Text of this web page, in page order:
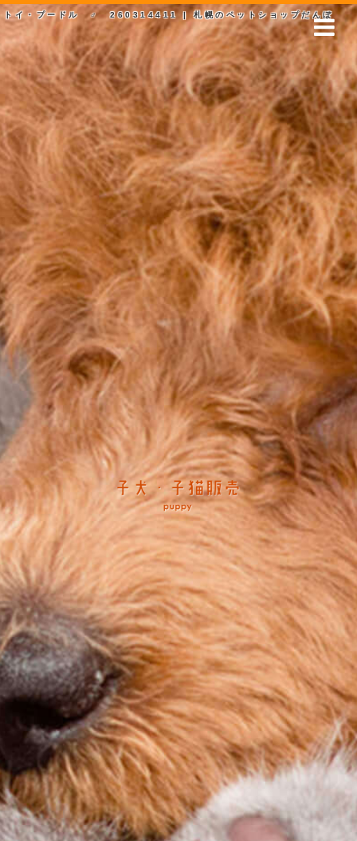
トイ・プードル ♂ 260314411 | 札幌のペットショップだんぼ